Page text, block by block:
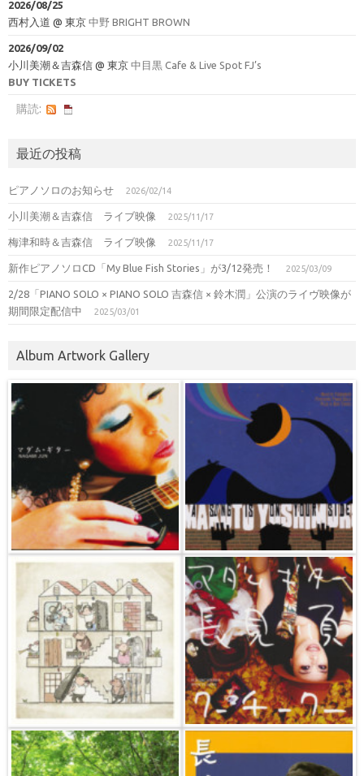
2026/08/25
西村入道 @ 東京 中野 BRIGHT BROWN
2026/09/02
小川美潮＆吉森信 @ 東京 中目黒 Cafe & Live Spot FJ’s
BUY TICKETS
購読:
最近の投稿
ピアノソロのお知らせ 2026/02/14
小川美潮＆吉森信 ライブ映像 2025/11/17
梅津和時＆吉森信 ライブ映像 2025/11/17
新作ピアノソロCD「My Blue Fish Stories」が3/12発売！ 2025/03/09
2/28「PIANO SOLO × PIANO SOLO 吉森信 × 鈴木潤」公演のライヴ映像が
期間限定配信中
2025/03/01
Album Artwork Gallery